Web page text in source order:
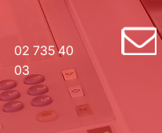
02 735 40
03